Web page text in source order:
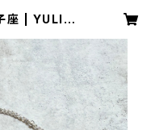
| YULIS